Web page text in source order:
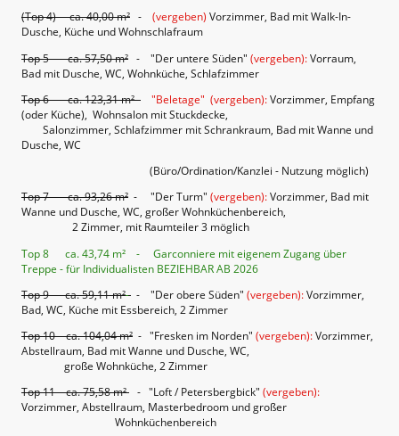
(Top 4) ca. 40,00 m² - (vergeben) Vorzimmer, Bad mit Walk-In-
Dusche, Küche und Wohnschlafraum
Top 5 ca. 57,50 m² - "Der untere Süden" (vergeben):Vorraum,
Bad mit Dusche, WC, Wohnküche, Schlafzimmer
Top 6 ca. 123,31 m² -
"Beletage" (vergeben):Vorzimmer, Empfang
(oder Küche), Wohnsalon mit Stuckdecke,
Salonzimmer, Schlafzimmer mit Schrankraum, Bad mit Wanne und
Dusche, WC
(Büro/Ordination/Kanzlei - Nutzung möglich)
Top 7 ca. 93,26 m² - "Der Turm" (vergeben):Vorzimmer, Bad mit
Wanne und Dusche, WC, großer Wohnküchenbereich,
2 Zimmer, mit Raumteiler 3 möglich
Top 8 ca. 43,74 m² - Garconniere mit eigenem Zugang über
Treppe - für Individualisten BEZIEHBAR AB 2026
Top 9 ca. 59,11 m²
- "Der obere Süden" (vergeben):Vorzimmer,
Bad, WC, Küche mit Essbereich, 2 Zimmer
Top 10 ca. 104,04 m² - "Fresken im Norden" (vergeben):Vorzimmer,
Abstellraum, Bad mit Wanne und Dusche, WC,
große Wohnküche, 2 Zimmer
Top 11 ca. 75,58 m² - "Loft / Petersbergbick" (vergeben):
Vorzimmer, Abstellraum, Masterbedroom und großer
Wohnküchenbereich